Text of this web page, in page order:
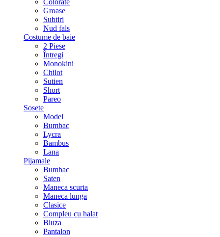
Colorate
Groase
Subtiri
Nud fals
Costume de baie
2 Piese
Întregi
Monokini
Chilot
Sutien
Short
Pareo
Sosete
Model
Bumbac
Lycra
Bambus
Lana
Pijamale
Bumbac
Saten
Maneca scurta
Maneca lunga
Clasice
Compleu cu halat
Bluza
Pantalon